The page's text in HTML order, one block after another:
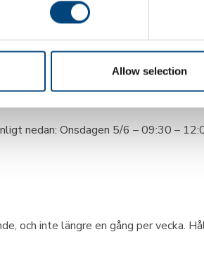
Allow selection
energianvändning och därmed
till slutet på 2026. I dagarna stod
nedan: Onsdagen 5/6 – 09:30 –
och inte längre en gång per vecka.